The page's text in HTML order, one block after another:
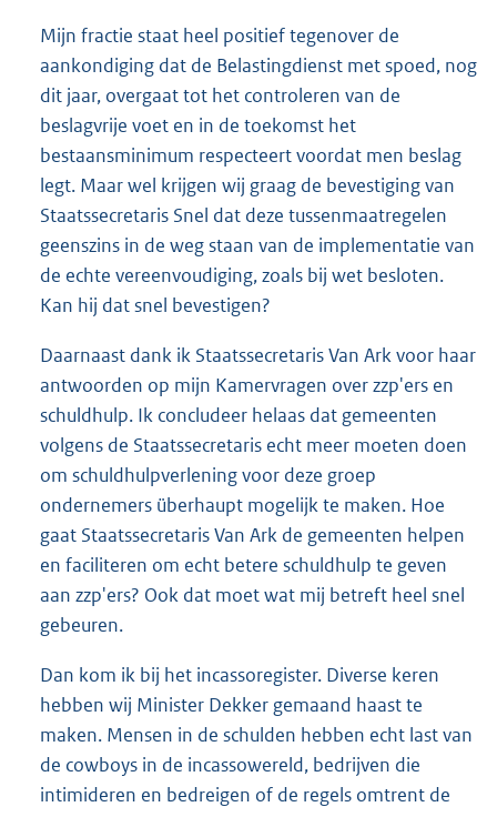
Mijn fractie staat heel positief tegenover de
aankondiging dat de Belastingdienst met spoed, nog
dit jaar, overgaat tot het controleren van de
beslagvrije voet en in de toekomst het
bestaansminimum respecteert voordat men beslag
legt. Maar wel krijgen wij graag de bevestiging van
Staatssecretaris Snel dat deze tussenmaatregelen
geenszins in de weg staan van de implementatie van
de echte vereenvoudiging, zoals bij wet besloten.
Kan hij dat snel bevestigen?
Daarnaast dank ik Staatssecretaris Van Ark voor haar
antwoorden op mijn Kamervragen over zzp'ers en
schuldhulp. Ik concludeer helaas dat gemeenten
volgens de Staatssecretaris echt meer moeten doen
om schuldhulpverlening voor deze groep
ondernemers überhaupt mogelijk te maken. Hoe
gaat Staatssecretaris Van Ark de gemeenten helpen
en faciliteren om echt betere schuldhulp te geven
aan zzp'ers? Ook dat moet wat mij betreft heel snel
gebeuren.
Dan kom ik bij het incassoregister. Diverse keren
hebben wij Minister Dekker gemaand haast te
maken. Mensen in de schulden hebben echt last van
de cowboys in de incassowereld, bedrijven die
intimideren en bedreigen of de regels omtrent de